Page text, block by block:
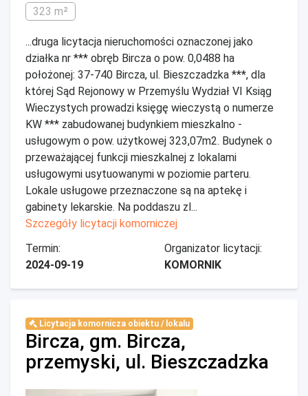
323 m²
...druga licytacja nieruchomości oznaczonej jako
działka nr *** obręb Bircza o pow. 0,0488 ha
położonej: 37-740 Bircza, ul. Bieszczadzka ***, dla
której Sąd Rejonowy w Przemyślu Wydział VI Ksiąg
Wieczystych prowadzi księgę wieczystą o numerze
KW *** zabudowanej budynkiem mieszkalno -
usługowym o pow. użytkowej 323,07m2. Budynek o
przeważającej funkcji mieszkalnej z lokalami
usługowymi usytuowanymi w poziomie parteru.
Lokale usługowe przeznaczone są na aptekę i
gabinety lekarskie. Na poddaszu zl...
Szczegóły licytacji komorniczej
Termin:
2024-09-19
Organizator licytacji:
KOMORNIK
Licytacja komornicza obiektu / lokalu
Bircza, gm. Bircza,
przemyski, ul. Bieszczadzka